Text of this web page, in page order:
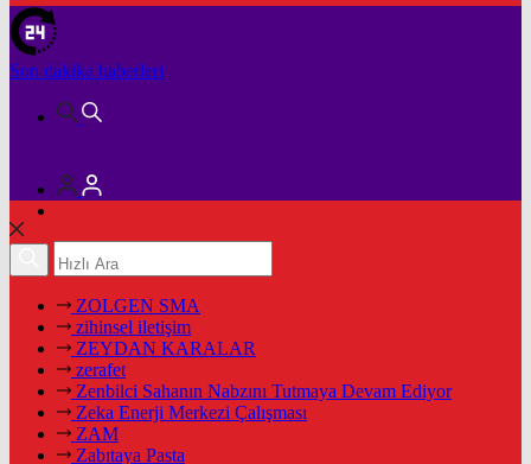
Son dakika haberleri
ZOLGEN SMA
zihinsel iletişim
ZEYDAN KARALAR
zerafet
Zenbilci Sahanın Nabzını Tutmaya Devam Ediyor
Zeka Enerji Merkezi Çalışması
ZAM
Zabıtaya Pasta